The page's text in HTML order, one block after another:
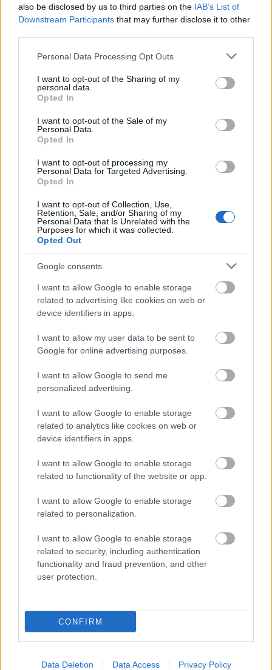
also be disclosed by us to third parties on the IAB’s List of
Downstream Participants that may further disclose it to other
Please note that this website/app uses one or more Google
not limited to your visit or usage behaviour. You may click to
grant or deny consent to Google and its third-party tags to
use your data for below specified purposes in below Google
consent section.
Personal Data Processing Opt Outs
I want to opt-out of the Sharing of my
personal data.
Opted In
I want to opt-out of the Sale of my
Personal Data.
Opted In
I want to opt-out of processing my
Personal Data for Targeted Advertising.
Opted In
I want to opt-out of Collection, Use,
Retention, Sale, and/or Sharing of my
Personal Data that Is Unrelated with the
Purposes for which it was collected.
Opted Out
Google consents
I want to allow Google to enable storage
related to advertising like cookies on web or
device identifiers in apps.
I want to allow my user data to be sent to
Google for online advertising purposes.
I want to allow Google to send me
personalized advertising.
I want to allow Google to enable storage
related to analytics like cookies on web or
device identifiers in apps.
I want to allow Google to enable storage
related to functionality of the website or app.
I want to allow Google to enable storage
related to personalization.
I want to allow Google to enable storage
related to security, including authentication
functionality and fraud prevention, and other
user protection.
CONFIRM
Data Deletion Data Access Privacy Policy
Grand Budapest kollázs
dvdnews•2014. március 17.
gyűjteményt! – így jellemezteWes Andersonrendező
a Berlini Filmfesztivál zsűrijének ...
A Grand Budapest Hotel (The Grand
Budapest Hotel) - magyar plakát
dvdnews •2014. február 06.
poszterrel együtt), most érkezett még egy. A magyar
előzetes pedigidekattintva lelhető fel.